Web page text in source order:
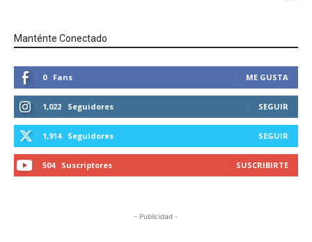
Manténte Conectado
0 Fans ME GUSTA
1,022 Seguidores SEGUIR
1,914 Seguidores SEGUIR
504 Suscriptores SUSCRIBIRTE
- Publicidad -